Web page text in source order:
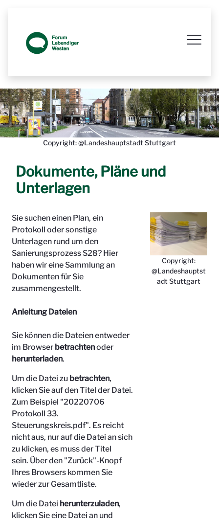
Copyright: @Landeshauptstadt Stuttgart
Dokumente, Pläne und
Unterlagen
Sie suchen einen Plan, ein
Protokoll oder sonstige
Unterlagen rund um den
Sanierungsprozess S28? Hier
haben wir eine Sammlung an
Dokumenten für Sie
zusammengestellt.
Anleitung Dateien
Sie können die Dateien entweder
im Browser betrachtenoder
herunterladen.
Um die Datei zu betrachten,
klicken Sie auf den Titel der Datei.
Zum Beispiel "20220706
Protokoll 33.
Steuerungskreis.pdf". Es reicht
nicht aus, nur auf die Datei an sich
zu klicken, es muss der Titel
sein. Über den "Zurück"-Knopf
Ihres Browsers kommen Sie
wieder zur Gesamtliste.
Um die Datei herunterzuladen,
klicken Sie eine Datei an und
Copyright:
@Landeshauptst
adt Stuttgart